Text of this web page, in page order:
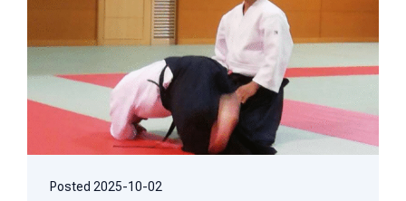
Posted 2025-10-02